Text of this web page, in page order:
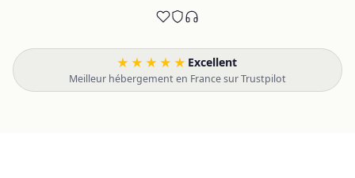
★★★★★ Excellent·
Meilleur hébergement en France sur Trustpilot